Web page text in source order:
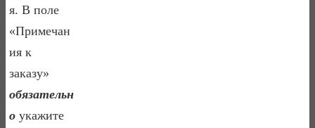
я. В поле
«Примечан
ия к
заказу»
обязательн
о укажите